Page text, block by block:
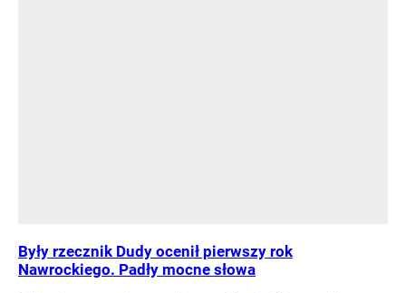
Były rzecznik Dudy ocenił pierwszy rok
Nawrockiego. Padły mocne słowa